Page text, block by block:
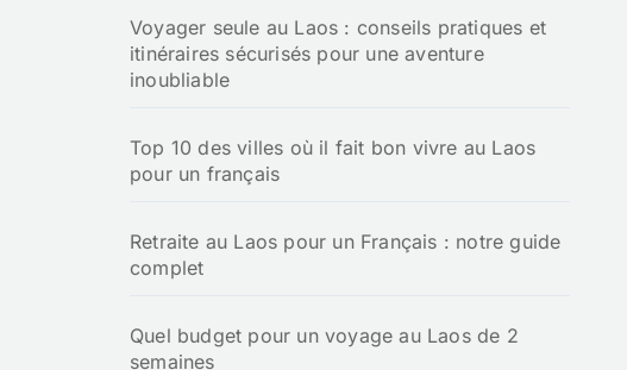
Voyager seule au Laos : conseils pratiques et
itinéraires sécurisés pour une aventure
inoubliable
Top 10 des villes où il fait bon vivre au Laos
pour un français
Retraite au Laos pour un Français : notre guide
complet
Quel budget pour un voyage au Laos de 2
semaines